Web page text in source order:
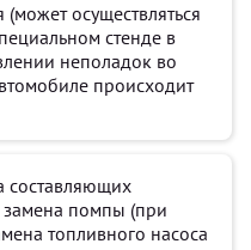
осуществляться
стенде в
неполадок во
происходит
составляющих
замена помпы (при
топливного насоса